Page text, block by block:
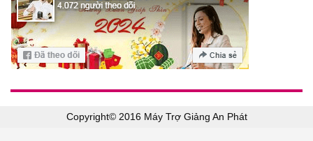
Copyright© 2016 Máy Trợ Giảng An Phát